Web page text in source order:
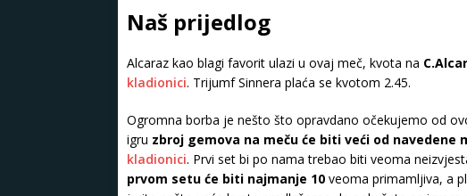
Naš prijedlog
Alcaraz kao blagi favorit ulazi u ovaj meč, kvota na
kladionici. Trijumf Sinnera plaća se kvotom 2.45.
Ogromna borba je nešto što opravdano očekujemo od
igru zbroj gemova na meču će biti veći od navedene
kladionici. Prvi set bi po nama trebao biti veoma
prvom setu će biti najmanje 10 veoma primamljiva, a